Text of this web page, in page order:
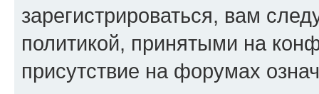
зарегистрироваться, вам
политикой, принятыми на
присутствие на форумах